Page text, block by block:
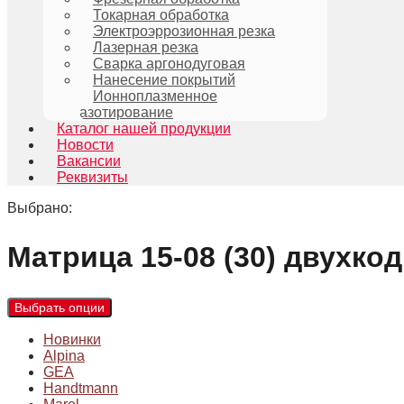
Токарная обработка
Электроэррозионная резка
Лазерная резка
Сварка аргонодуговая
Нанесение покрытий
Ионноплазменное
азотирование
Каталог нашей продукции
Новости
Вакансии
Реквизиты
Выбрано:
Матрица 15-08 (30)
Выбрать опции
Новинки
Alpina
GEA
Handtmann